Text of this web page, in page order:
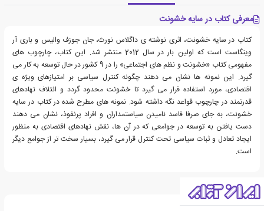
معرفی کتاب در سایه خشونت
کتاب در سایه خشونت، اثری نوشته ی داگلاس نورث، جان جوزف والیس و باری آر
وینگاست است که اولین بار در سال 2012 منتشر شد. این کتاب، چارچوب های
مفهومی کتاب «خشونت و نظم های اجتماعی» را در 9 کشور در حال توسعه به کار می
گیرد. این نمونه ها نشان می دهند چگونه کنترل سیاسی بر امتیازهای ویژه ی
اقتصادی، مورد استفاده قرار می گیرد تا خشونت محدود گردد و ائتلاف نهادهای
قدرتمند در چارچوب قواعد نگه داشته شود. نمونه های مطرح شده در کتاب در سایه
خشونت، به جای صرفا فاسد نامیدن سیاستمداران و افراد پرنفوذ، نشان می دهند
دست یافتن به توسعه در جوامعی که در آن ها، نقش نهادهای اقتصادی به منظور
ایجاد تعادل و ثبات سیاسی تحت کنترل قرار می گیرد، بسیار سخت تر از جوامع دیگر
است.
درباره داگلاس نورث